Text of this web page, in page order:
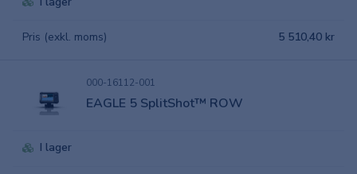
Pris (exkl. moms) 5 510,40 kr
000-16112-001
EAGLE 5 SplitShot™ ROW
I lager